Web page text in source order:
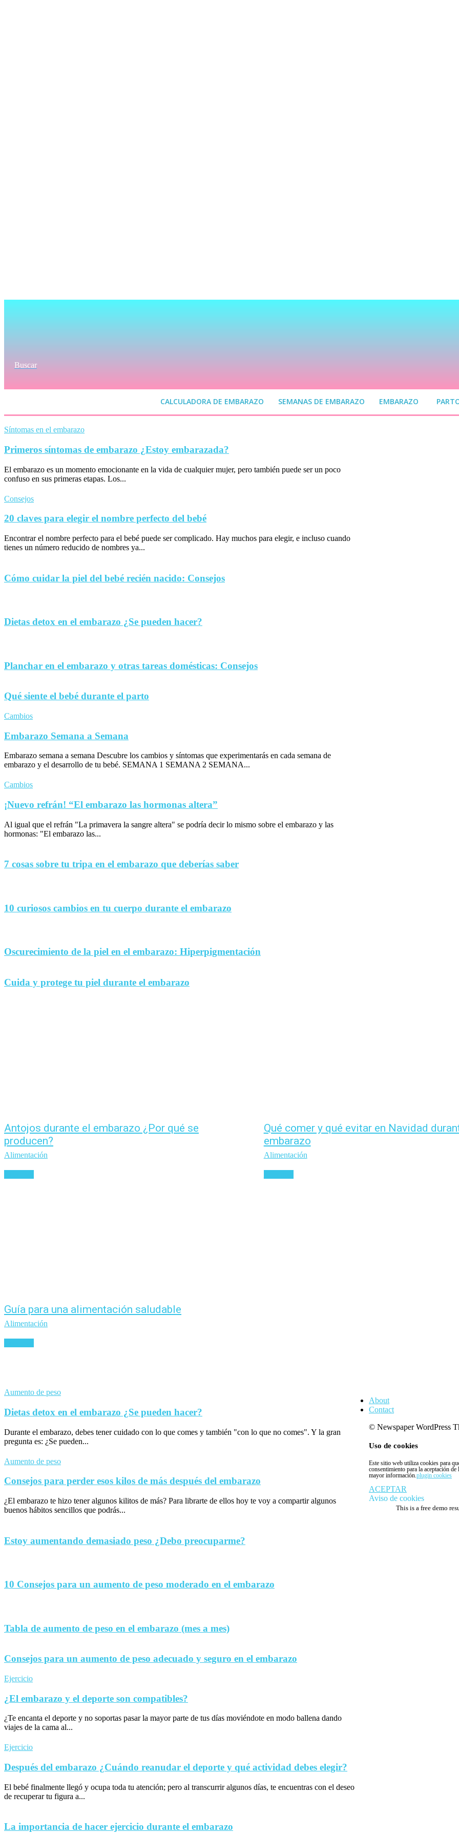
Buscar
CALCULADORA DE EMBARAZO SEMANAS DE EMBARAZO EMBARAZO
Síntomas en el embarazo
Primeros síntomas de embarazo ¿Estoy embarazada?
El embarazo es un momento emocionante en la vida de cualquier mujer, pero también puede ser un poco
confuso en sus primeras etapas. Los...
Consejos
20 claves para elegir el nombre perfecto del bebé
Encontrar el nombre perfecto para el bebé puede ser complicado. Hay muchos para elegir, e incluso cuando
tienes un número reducido de nombres ya...
Cómo cuidar la piel del bebé recién nacido: Consejos
Dietas detox en el embarazo ¿Se pueden hacer?
Planchar en el embarazo y otras tareas domésticas: Consejos
Qué siente el bebé durante el parto
Cambios
Embarazo Semana a Semana
Embarazo semana a semana Descubre los cambios y síntomas que experimentarás en cada semana de
embarazo y el desarrollo de tu bebé. SEMANA 1 SEMANA 2 SEMANA...
Cambios
¡Nuevo refrán! “El embarazo las hormonas altera”
Al igual que el refrán "La primavera la sangre altera" se podría decir lo mismo sobre el embarazo y las
hormonas: "El embarazo las...
7 cosas sobre tu tripa en el embarazo que deberías saber
10 curiosos cambios en tu cuerpo durante el embarazo
Oscurecimiento de la piel en el embarazo: Hiperpigmentación
Cuida y protege tu piel durante el embarazo
Antojos durante el embarazo ¿Por qué se
producen?
Alimentación
Qué comer y qué evitar en Navidad
embarazo
Alimentación
Guía para una alimentación saludable
Alimentación
Aumento de peso
Dietas detox en el embarazo ¿Se pueden hacer?
Durante el embarazo, debes tener cuidado con lo que comes y también "con lo que no comes". Y la gran
pregunta es: ¿Se pueden...
Aumento de peso
Consejos para perder esos kilos de más después del embarazo
¿El embarazo te hizo tener algunos kilitos de más? Para librarte de ellos hoy te voy a compartir algunos
buenos hábitos sencillos que podrás...
Estoy aumentando demasiado peso ¿Debo preocuparme?
10 Consejos para un aumento de peso moderado en el embarazo
Tabla de aumento de peso en el embarazo (mes a mes)
Consejos para un aumento de peso adecuado y seguro en el embarazo
Ejercicio
¿El embarazo y el deporte son compatibles?
¿Te encanta el deporte y no soportas pasar la mayor parte de tus días moviéndote en modo ballena dando
viajes de la cama al...
Ejercicio
Después del embarazo ¿Cuándo reanudar el deporte y qué actividad debes elegir?
El bebé finalmente llegó y ocupa toda tu atención; pero al transcurrir algunos días, te encuentras con el deseo
de recuperar tu figura a...
La importancia de hacer ejercicio durante el embarazo
About
Contact
© Newspaper WordPress
Uso de cookies
Este sitio web utiliza cookies para
consentimiento para la aceptación
mayor información.plugin cookies
ACEPTAR
Aviso de cookies
This is a free demo